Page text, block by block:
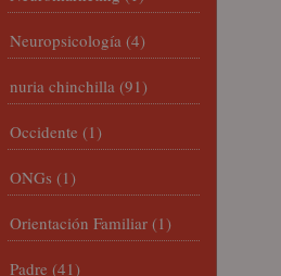
Neuropsicología (4)
nuria chinchilla (91)
Occidente (1)
ONGs (1)
Orientación Familiar (1)
Padre (41)